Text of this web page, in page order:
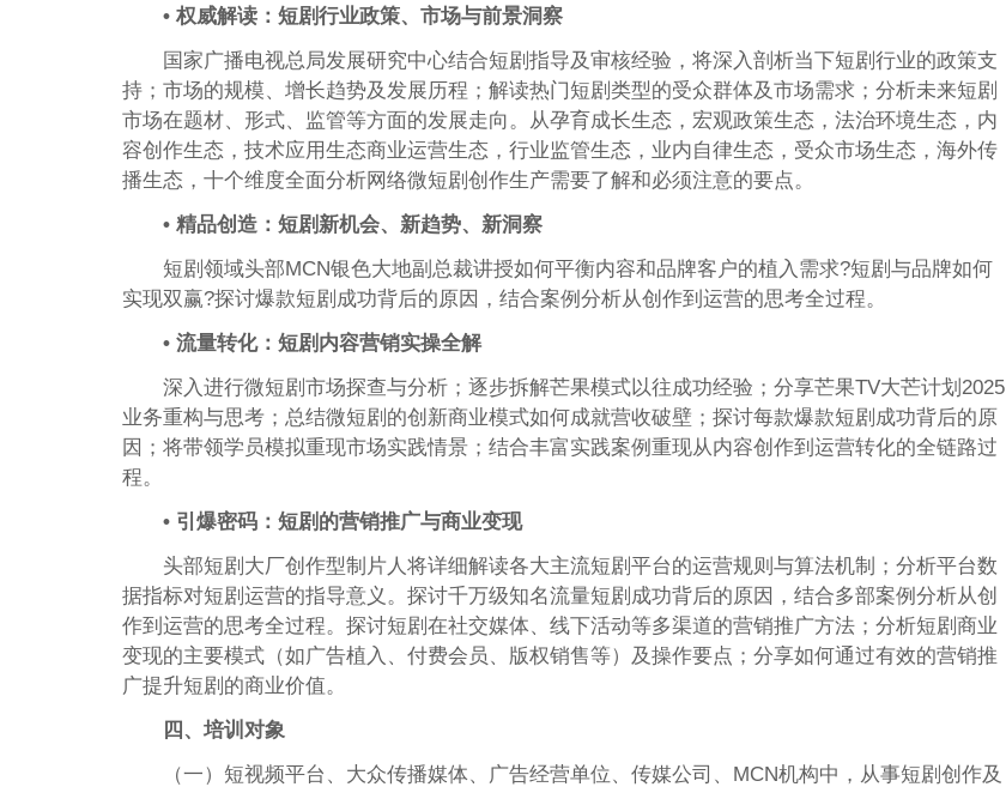
• 权威解读：短剧行业政策、市场与前景洞察
国家广播电视总局发展研究中心结合短剧指导及审核经验，将深入剖析当下短剧行业的政策支
持；市场的规模、增长趋势及发展历程；解读热门短剧类型的受众群体及市场需求；分析未来短剧
市场在题材、形式、监管等方面的发展走向。从孕育成长生态，宏观政策生态，法治环境生态，内
容创作生态，技术应用生态商业运营生态，行业监管生态，业内自律生态，受众市场生态，海外传
播生态，十个维度全面分析网络微短剧创作生产需要了解和必须注意的要点。
• 精品创造：短剧新机会、新趋势、新洞察
短剧领域头部MCN银色大地副总裁讲授如何平衡内容和品牌客户的植入需求?短剧与品牌如何
实现双赢?探讨爆款短剧成功背后的原因，结合案例分析从创作到运营的思考全过程。
• 流量转化：短剧内容营销实操全解
深入进行微短剧市场探查与分析；逐步拆解芒果模式以往成功经验；分享芒果TV大芒计划2025
业务重构与思考；总结微短剧的创新商业模式如何成就营收破壁；探讨每款爆款短剧成功背后的原
因；将带领学员模拟重现市场实践情景；结合丰富实践案例重现从内容创作到运营转化的全链路过
程。
• 引爆密码：短剧的营销推广与商业变现
头部短剧大厂创作型制片人将详细解读各大主流短剧平台的运营规则与算法机制；分析平台数
据指标对短剧运营的指导意义。探讨千万级知名流量短剧成功背后的原因，结合多部案例分析从创
作到运营的思考全过程。探讨短剧在社交媒体、线下活动等多渠道的营销推广方法；分析短剧商业
变现的主要模式（如广告植入、付费会员、版权销售等）及操作要点；分享如何通过有效的营销推
广提升短剧的商业价值。
四、培训对象
（一）短视频平台、大众传播媒体、广告经营单位、传媒公司、MCN机构中，从事短剧创作及